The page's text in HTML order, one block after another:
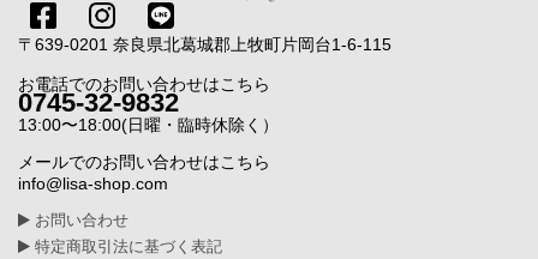
〒639-0201 奈良県北葛城郡上牧町片岡台1-6-115
お電話でのお問い合わせはこちら
0745-32-9832
13:00〜18:00(日曜・臨時休除く）
メールでのお問い合わせはこちら
info@lisa-shop.com
お問い合わせ
特定商取引法に基づく表記